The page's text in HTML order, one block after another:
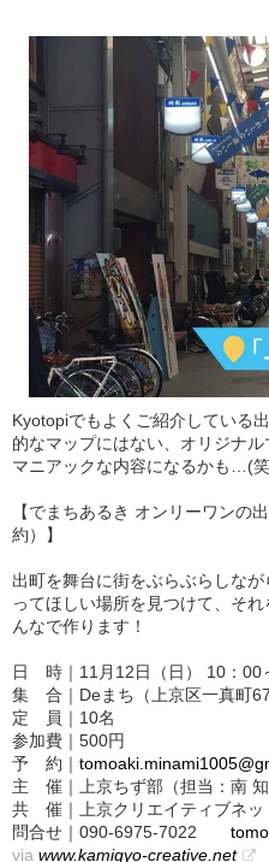
Kyotopiでもよくご紹介している
的なマップにはない、オリジナ
マニアックな内容になるかも…(
【でまちあるき オンリーワンの
約）】
出町を舞台に街をぶらぶらしな
ってほしい場所を見つけて、そ
んなで作ります！
日 時｜11月12日（日） 10：00
集 合｜Deまち（上京区一真町67
定 員｜10名
参加費｜500円
予 約｜
主 催｜上京ちず部（担当：南 知
共 催｜上京クリエイティブネッ
問合せ｜090-6975-7022
via www.kamigyo-creative.net